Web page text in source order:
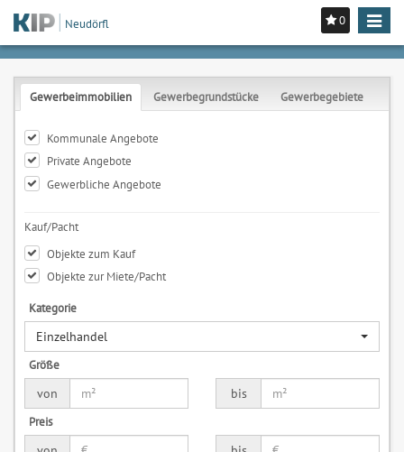
0
Toggle
Neudörfl
Gewerbeimmobilien Gewerbegrundstücke Gewerbegebiete
Kommunale Angebote
Private Angebote
Gewerbliche Angebote
Kauf/Pacht
Objekte zum Kauf
Objekte zur Miete/Pacht
Kategorie
Einzelhandel
Größe
von
bis
Preis